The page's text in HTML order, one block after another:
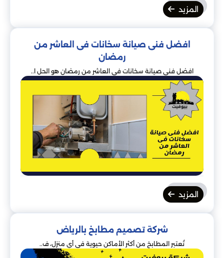
المزيد
افضل فنى صيانة سخانات فى العاشر من
رمضان
افضل فنى صيانة سخانات فى العاشر من رمضان هو الحل ا..
المزيد
شركة تصميم مطابخ بالرياض
تُعتبر المطابخ من أكثر الأماكن حيوية في أي منزل، ف..